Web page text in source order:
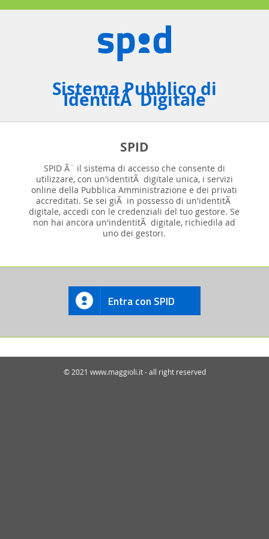
Sistema Pubblico di
IdentitÃ Digitale
SPID
SPID Ã¨ il sistema di accesso che consente di
utilizzare, con un'identitÃ digitale unica, i servizi
online della Pubblica Amministrazione e dei privati
accreditati. Se sei giÃ in possesso di un'identitÃ
digitale, accedi con le credenziali del tuo gestore. Se
non hai ancora un'indentitÃ digitale, richiedila ad
uno dei gestori.
Entra con SPID
© 2021 www.maggioli.it - all right reserved